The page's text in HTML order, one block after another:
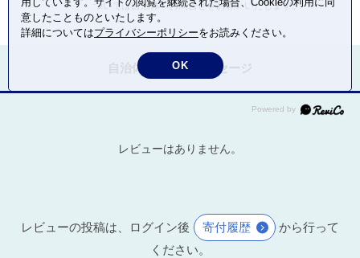
ついては自治体へお問合せをお願いいたします。
自治体への応援メッセージ
レビューはありません。
レビューの投稿は、ログイン後 寄付履歴
から行って
ください。
意したことものといたします。
詳細についてはプライバシーポリシーをお読みください。
OK